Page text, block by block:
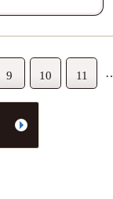
9 10 11